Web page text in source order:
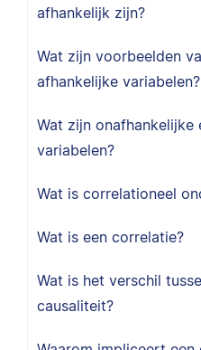
afhankelijk zijn?
Wat zijn voorbeelden
afhankelijke variabelen?
Wat zijn onafhankelijke
variabelen?
Wat is correlationeel
Wat is een correlatie?
Wat is het verschil
causaliteit?